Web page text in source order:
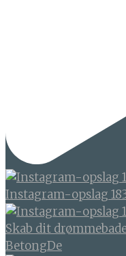
Instagram-opslag
Skab dit
BetongDe